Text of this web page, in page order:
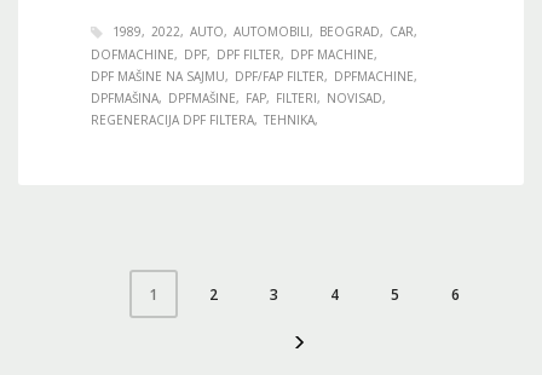
1989 2022 AUTO AUTOMOBILI BEOGRAD
CAR
DOFMACHINE
DPF DPF FILTER
DPF MACHINE
DPF MAŠINE NA SAJMU
DPF/FAP FILTER
DPFMACHINE
DPFMAŠINA
DPFMAŠINE FAP FILTERI
NOVISAD
REGENERACIJA DPF FILTERA TEHNIKA
1 2 3 4 5 6